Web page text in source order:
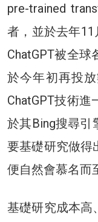
pre-trained
者，並於去年11
ChatGPT被全
於今年初再投
ChatGPT技術
於其Bing搜尋引
要基礎研究做得
便自然會慕名而
基礎研究成本高